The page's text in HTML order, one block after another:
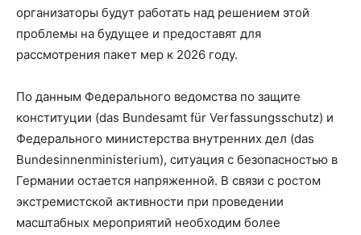
организаторы будут работать над решением этой
проблемы на будущее и предоставят для
рассмотрения пакет мер к 2026 году.
По данным Федерального ведомства по защите
конституции (das Bundesamt für Verfassungsschutz) и
Федерального министерства внутренних дел (das
Bundesinnenministerium), ситуация с безопасностью в
Германии остается напряженной. В связи с ростом
экстремистской активности при проведении
масштабных мероприятий необходим более